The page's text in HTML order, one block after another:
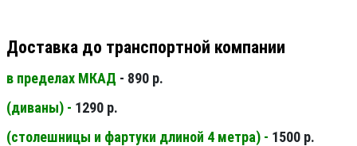
Доставка до транспортной компании
в пределах МКАД - 890 р.
(диваны) - 1290 р.
(столешницы и фартуки длиной 4 метра) - 1500 р.